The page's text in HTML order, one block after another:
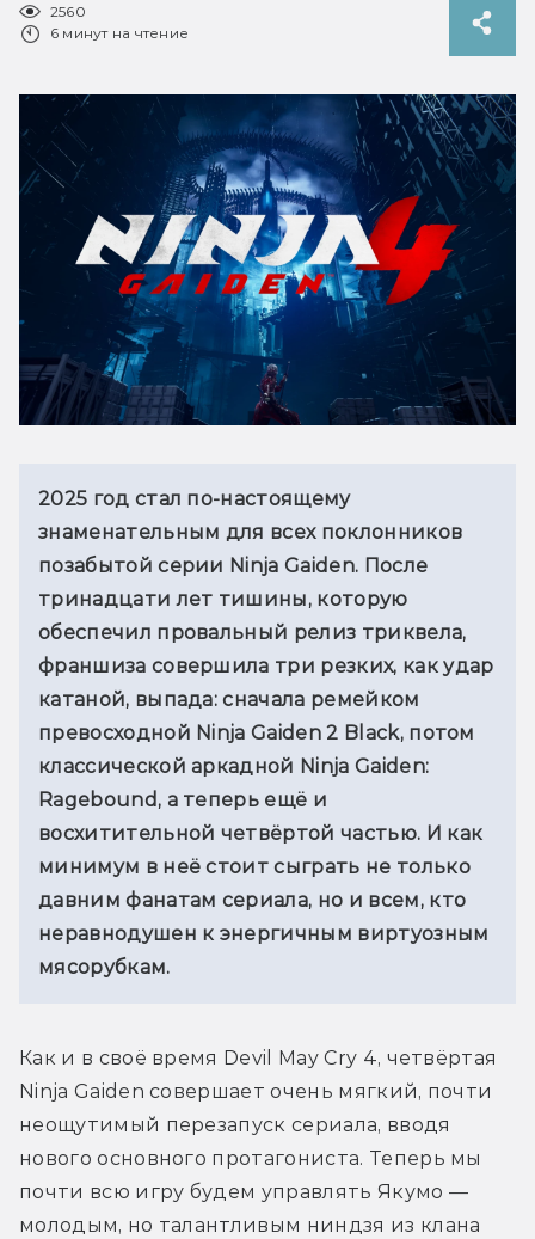
2560
6 минут на чтение
2025 год стал по-настоящему
знаменательным для всех поклонников
позабытой серии Ninja Gaiden. После
тринадцати лет тишины, которую
обеспечил провальный релиз триквела,
франшиза совершила три резких, как удар
катаной, выпада: сначала ремейком
превосходной Ninja Gaiden 2 Black, потом
классической аркадной Ninja Gaiden:
Ragebound, а теперь ещё и
восхитительной четвёртой частью. И как
минимум в неё стоит сыграть не только
давним фанатам сериала, но и всем, кто
неравнодушен к энергичным виртуозным
мясорубкам.
Как и в своё время Devil May Cry 4, четвёртая
Ninja Gaiden совершает очень мягкий, почти
неощутимый перезапуск сериала, вводя
нового основного протагониста. Теперь мы
почти всю игру будем управлять Якумо —
молодым, но талантливым ниндзя из клана